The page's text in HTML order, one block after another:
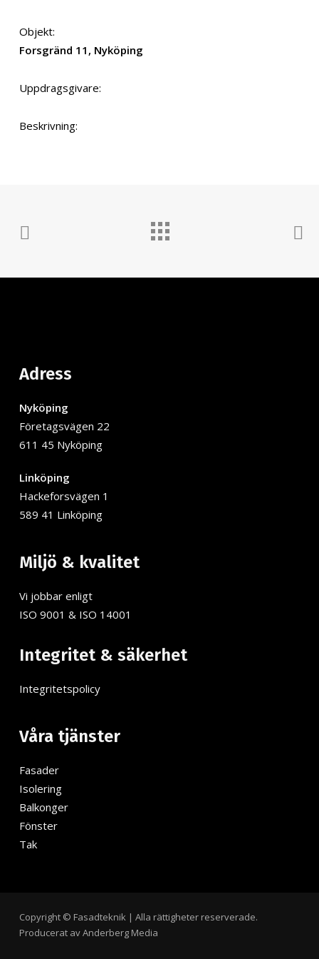
Objekt:
Forsgränd 11, Nyköping
Uppdragsgivare:
Beskrivning:
Adress
Nyköping
Företagsvägen 22
611 45 Nyköping
Linköping
Hackeforsvägen 1
589 41 Linköping
Miljö & kvalitet
Vi jobbar enligt
ISO 9001 & ISO 14001
Integritet & säkerhet
Integritetspolicy
Våra tjänster
Fasader
Isolering
Balkonger
Fönster
Tak
Copyright © Fasadteknik | Alla rättigheter reserverade.
Producerat av Anderberg Media